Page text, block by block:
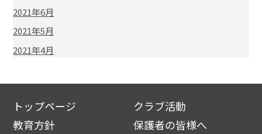
2021年6月
2021年5月
2021年4月
トップページ
教育方針
クラブ活動
保護者の皆様へ